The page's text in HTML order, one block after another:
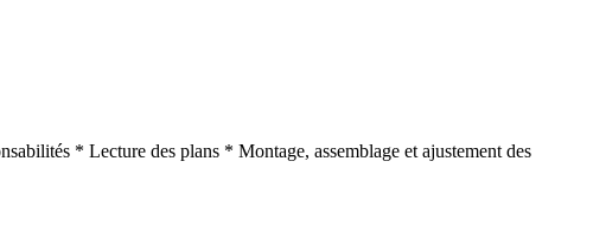
* Lecture des plans * Montage, assemblage et ajustement des